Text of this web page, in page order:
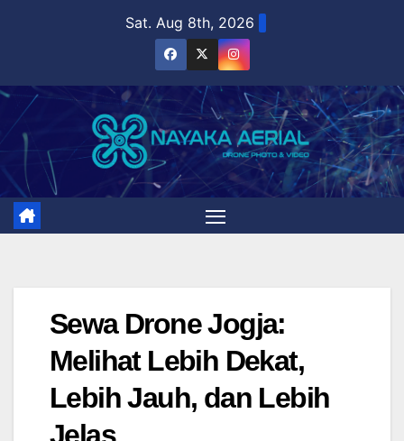
Sat. Aug 8th, 2026
Sewa Drone Jogja:
Melihat Lebih Dekat,
Lebih Jauh, dan Lebih